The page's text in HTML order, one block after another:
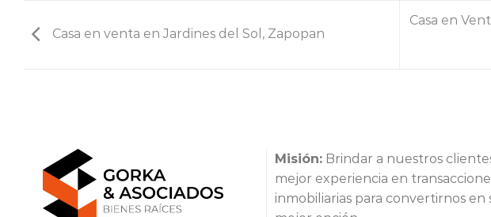
Casa en venta en Jardines del Sol, Zapopan
Casa en
Misión: Brindar a nuestros
mejor experiencia en
inmobiliarias para convertirnos en